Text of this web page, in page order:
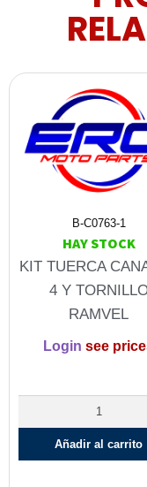
B-C0763-1
HAY STOCK
KIT TUERCA
4 Y
RAMVEL
Login see
Añadir al carrito